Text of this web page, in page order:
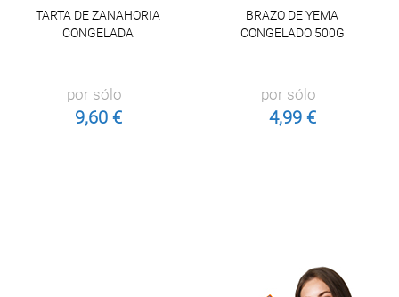
TARTA DE ZANAHORIA
CONGELADA
por sólo
9,60 €
BRAZO DE YEMA
CONGELADO 500G
por sólo
4,99 €